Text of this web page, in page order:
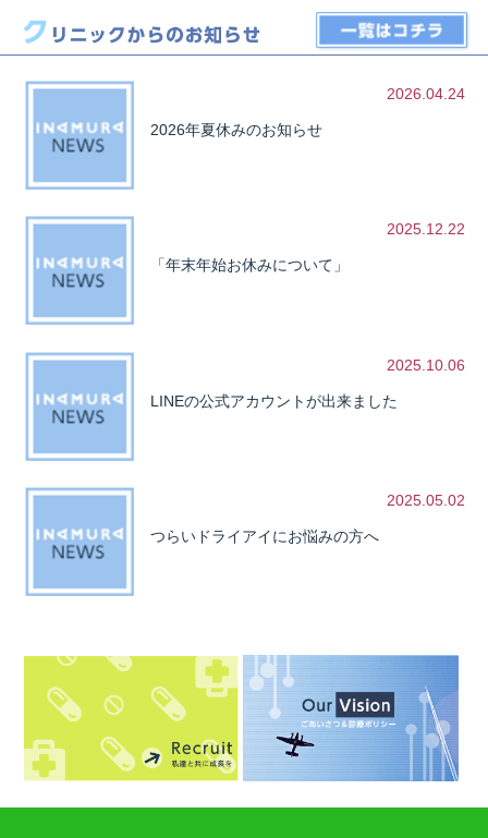
2026.04.24
2026年夏休みのお知らせ
2025.12.22
「年末年始お休みについて」
2025.10.06
LINEの公式アカウントが出来ました
2025.05.02
つらいドライアイにお悩みの方へ